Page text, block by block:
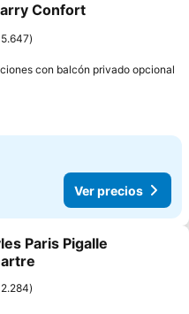
a favoritos
Confort
5.647
con balcón privado opcional
Ver precios
a favoritos
Paris Pigalle
2.284